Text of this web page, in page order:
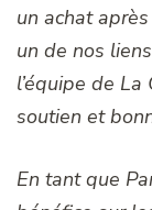
un achat
un de nos
l’équipe de
soutien et
En tant que